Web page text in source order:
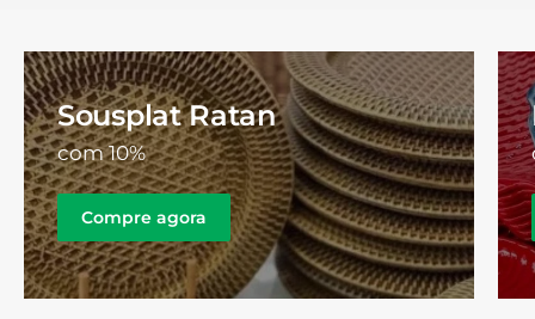
Sousplat Ratan
com 10%
Compre agora